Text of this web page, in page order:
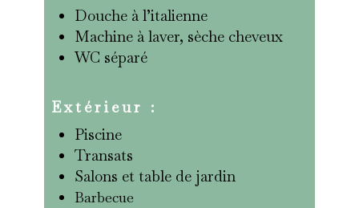
Douche à l’italienne
Machine à laver, sèche cheveux
WC séparé
Extérieur :
Piscine
Transats
Salons et table de jardin
Barbecue